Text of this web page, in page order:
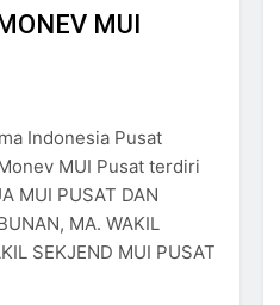
MUI
Indonesia Pusat
MUI Pusat terdiri
MUI PUSAT DAN
MA. WAKIL
SEKJEND MUI PUSAT